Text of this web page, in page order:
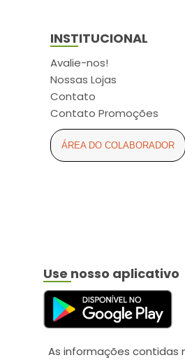
ARCOR (2)
ARESE (3)
ASPEN (11)
ASTRAZENECA (5)
ATUALIZAR (16)
BABY SEC (6)
BALDACCI (4)
BAUDUCCO (2)
BAUSCH LOMB (1)
INSTITUCIONAL
Avalie-nos!
Nossas Lojas
Contato
Contato Promoções
ÁREA DO COLABORADOR
Use nosso aplicativo
As informações contidas